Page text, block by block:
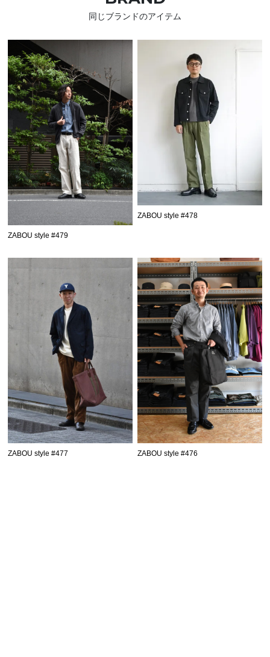
同じブランドのアイテム
ZABOU style #479
ZABOU style #478
ZABOU style #477 ZABOU style #476